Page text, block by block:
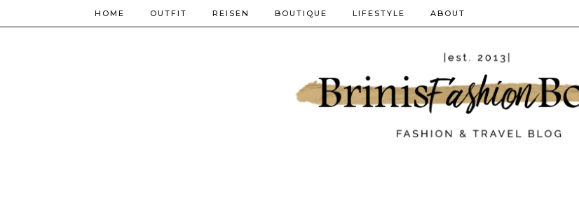
HOME OUTFIT REISEN BOUTIQUE LIFESTYLE ABOUT